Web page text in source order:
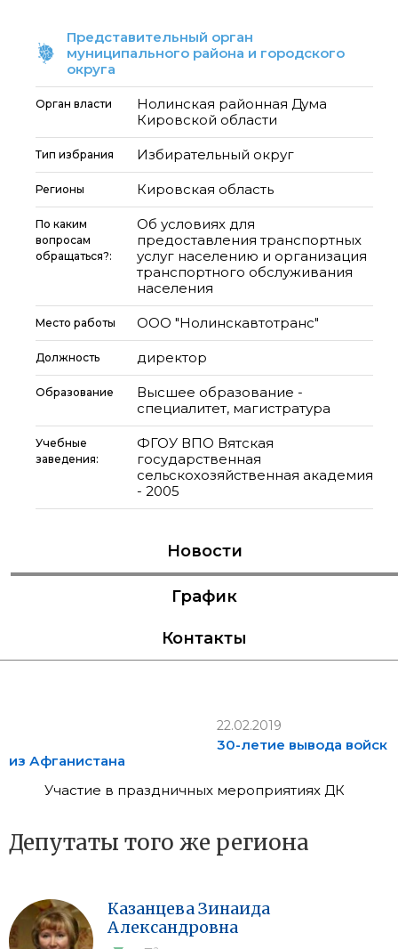
Представительный орган
муниципального района и городского
округа
Орган власти
Нолинская районная Дума
Кировской области
Тип избрания Избирательный округ
Регионы Кировская область
По каким
вопросам
обращаться?:
Об условиях для
предоставления транспортных
услуг населению и организация
транспортного обслуживания
населения
Место работы ООО "Нолинскавтотранс"
Должность директор
Образование
Высшее образование -
специалитет, магистратура
Учебные
заведения:
ФГОУ ВПО Вятская
государственная
сельскохозяйственная академия
- 2005
Новости
График
Контакты
22.02.2019
30-летие вывода войск
из Афганистана
Участие в праздничных мероприятиях ДК
Депутаты того же региона
КазанцеваЗинаида
Александровна